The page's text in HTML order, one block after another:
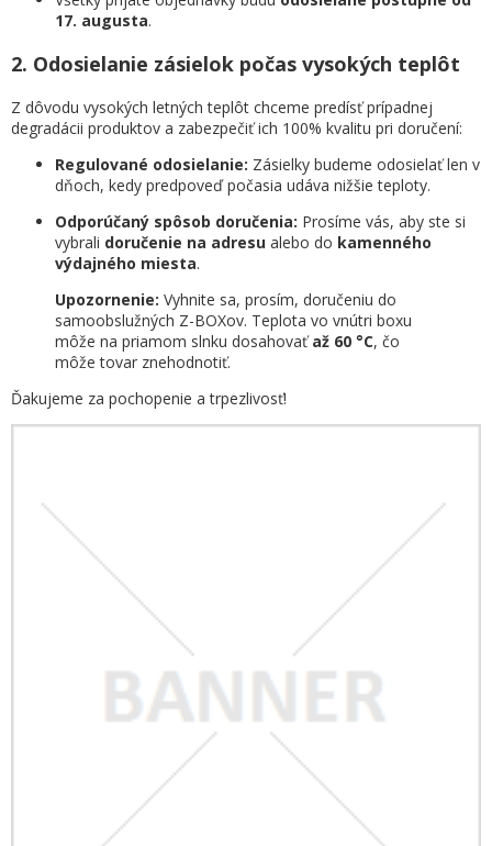
17. augusta.
2. Odosielanie zásielok počas vysokých teplôt
Z dôvodu vysokých letných teplôt chceme predísť prípadnej
degradácii produktov a zabezpečiť ich 100% kvalitu pri doručení:
Regulované odosielanie: Zásielky budeme odosielať len v
dňoch, kedy predpoveď počasia udáva nižšie teploty.
Odporúčaný spôsob doručenia: Prosíme vás, aby ste si
vybrali doručenie na adresu alebo do kamenného
výdajného miesta.
Upozornenie: Vyhnite sa, prosím, doručeniu do
samoobslužných Z-BOXov. Teplota vo vnútri boxu
môže na priamom slnku dosahovaťaž 60 °C, čo
môže tovar znehodnotiť.
Ďakujeme za pochopenie a trpezlivosť!